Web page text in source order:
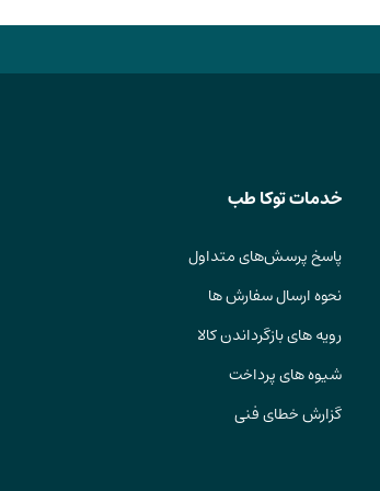
خدمات توکا طب
پاسخ پرسش‌های متداول
نحوه ارسال سفارش ها
رویه های بازگرداندن کالا
شیوه های پرداخت
گزارش خطای فنی